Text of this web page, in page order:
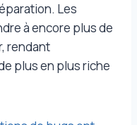
Les
à encore plus de
rendant
plus en plus riche